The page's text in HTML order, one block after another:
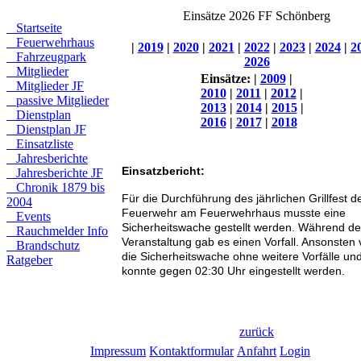
Startseite
Feuerwehrhaus
Fahrzeugpark
Mitglieder
Mitglieder JF
passive Mitglieder
Dienstplan
Dienstplan JF
Einsatzliste
Jahresberichte
Jahresberichte JF
Chronik 1879 bis
2004
Events
Rauchmelder Info
Brandschutz
Ratgeber
Einsätze 2026 FF Schönberg
| 2019| 2020| 2021 | 2022| 2023| 2024|
2026
Einsätze: | 2009|
2010| 2011 | 2012|
2013| 2014| 2015|
2016| 2017| 2018
Einsatzbericht:
Für die Durchführung des jährlichen Grillfest
Feuerwehr am Feuerwehrhaus musste eine
Sicherheitswache gestellt werden. Während
Veranstaltung gab es einen Vorfall. Ansonsten
die Sicherheitswache ohne weitere Vorfälle
konnte gegen 02:30 Uhr eingestellt werden.
zurück
Impressum Kontaktformular Anfahrt Login